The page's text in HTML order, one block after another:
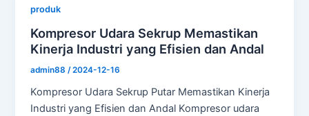
produk
Kompresor Udara Sekrup Memastikan
Kinerja Industri yang Efisien dan Andal
admin88 /2024-12-16
Kompresor Udara Sekrup Putar Memastikan Kinerja
Industri yang Efisien dan Andal Kompresor udara